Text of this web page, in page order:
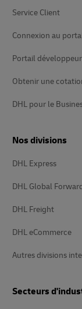
Service Client
Connexion au
Portail
Obtenir une
DHL pour le
Nos divisions
DHL Express
DHL Global
DHL Freight
DHL eCommerce
Autres divisions
Secteurs